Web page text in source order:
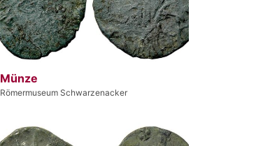
Münze
Römermuseum Schwarzenacker